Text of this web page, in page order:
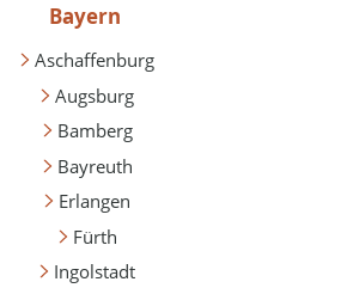
Bayern
Aschaffenburg
Augsburg
Bamberg
Bayreuth
Erlangen
Fürth
Ingolstadt